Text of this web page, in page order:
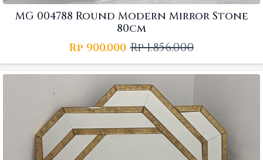
MG 004788 Round Modern Mirror Stone
80cm
Rp1.856.000
Original
price
was:
Rp 1.856.000.
Rp 900.000 Current
price
is:
Rp 900.000.